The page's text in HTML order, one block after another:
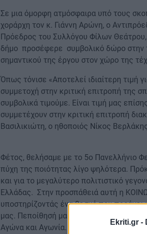
Ekriti.gr -
Σε μια όμορφη ατμόσφαιρα υπό τους
χοράρχη τον κ. Γιάννη Αρώνη, ο
Πρόεδρος του Συλλόγου Φίλων
δήμο προσέφερε συμβολικό δώρο στην
σημαντικού της έργου στον χώρο της
Όπως τόνισε «Αποτελεί ιδιαίτερη τιμή
συμμετοχή στην κριτική επιτροπή της
συμβολικά τιμούμε. Είναι τιμή μας
συμμετέχουν στην κριτική επιτροπή
Βασιλικιώτη, ο ηθοποιός Νίκος
Φέτος, θελήσαμε με το 5ο Πανελλήνιο
πύχη της ποιότητας λίγο ψηλότερα.
και για το μεγαλύτερο πολιτιστικό
Ελλάδας. Στην προσπάθειά αυτή η
υποστηρίζοντάς ένα θεσμό που προάγει
μας. Πεποίθησή μας είναι ότι ο δρόμος
Αγώνα και Αγωνία. Αποζημιώνει όμως